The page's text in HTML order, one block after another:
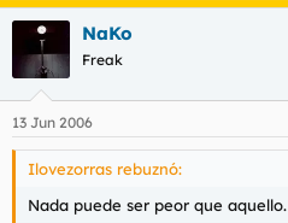
NaKo
Freak
13 Jun 2006
Ilovezorras rebuznó:
Nada puede ser peor que aquello.